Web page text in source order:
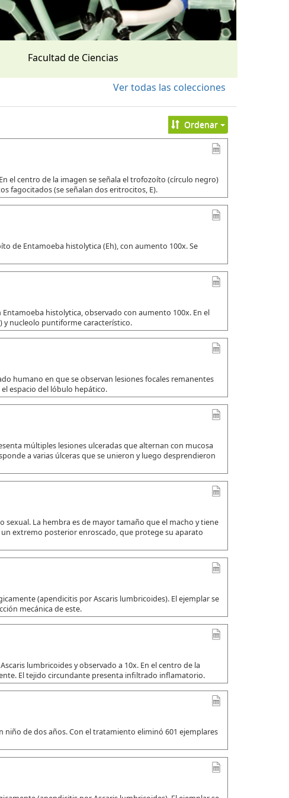
Facultad de Ciencias
Ver todas las colecciones
Ordenar
el centro de la imagen se señala el trofozoíto (círculo negro)
fagocitados (se señalan dos eritrocitos, E).
de Entamoeba histolytica (Eh), con aumento 100x. Se
histolytica, observado con aumento 100x. En el
y nucleolo puntiforme característico.
humano en que se observan lesiones focales remanentes
espacio del lóbulo hepático.
múltiples lesiones ulceradas que alternan con mucosa
a varias úlceras que se unieron y luego desprendieron
sexual. La hembra es de mayor tamaño que el macho y tiene
extremo posterior enroscado, que protege su aparato
(apendicitis por Ascaris lumbricoides). El ejemplar se
mecánica de este.
lumbricoides y observado a 10x. En el centro de la
El tejido circundante presenta infiltrado inflamatorio.
de dos años. Con el tratamiento eliminó 601 ejemplares